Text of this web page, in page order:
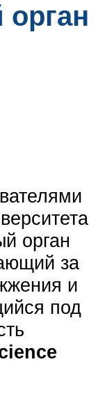
орган
за
и
под